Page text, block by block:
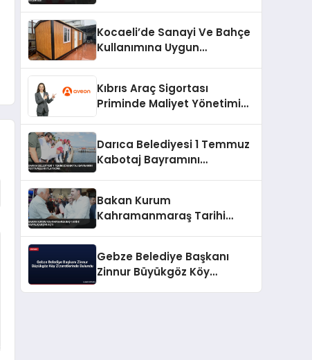
Kocaeli’de Sanayi Ve Bahçe
Kullanımına Uygun
Kıbrıs Araç Sigortası
Priminde Maliyet Yönetimi
Darıca Belediyesi 1 Temmuz
Kabotaj Bayramını
Bakan Kurum
Kahramanmaraş Tarihi
Gebze Belediye Başkanı
Zinnur Büyükgöz Köy